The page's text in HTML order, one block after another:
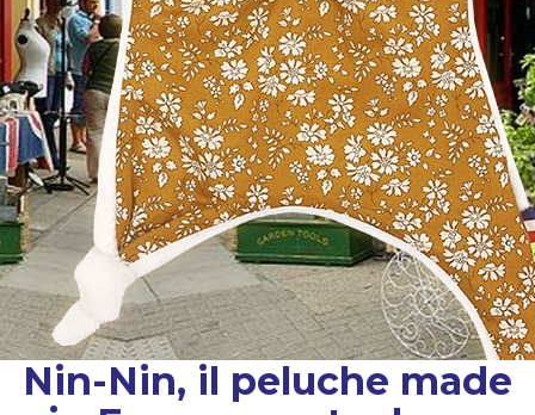
Nin-Nin, il peluche made